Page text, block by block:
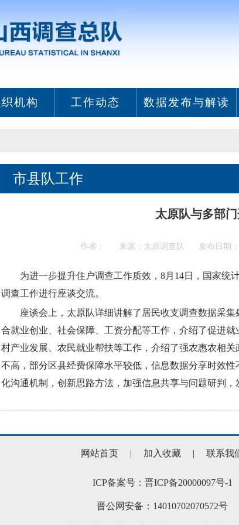
机构 工作动态 数据发布与解读
市县队工作
太原队与多部
作者： 来源：太原调查队 发布日期：
为进一步提升住户调查工作质效，8月14日，国家统
调查工作进行座谈交流。
座谈会上，太原队详细讲解了居民收支调查数据采集
合就业创业、社会保障、工资分配等工作，介绍了促进
村产业发展、农民就业帮扶等工作，介绍了强农惠农相
不高，部分区县经费保障水平较低，信息数据分享时效
化沟通机制，创新思路方法，加强信息共享与问题研判
网站首页 | 加入收藏 | 联系我
ICP备案号：晋ICP备20000097号-1
晋公网安备：14010702070572号